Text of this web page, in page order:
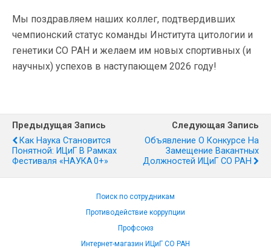
Мы поздравляем наших коллег, подтвердивших
чемпионский статус команды Института цитологии и
генетики СО РАН и желаем им новых спортивных (и
научных) успехов в наступающем 2026 году!
Предыдущая Запись
Как Наука Становится
Понятной: ИЦиГ В Рамках
Фестиваля «НАУКА 0+»
Следующая Запись
Объявление О Конкурсе На
Замещение Вакантных
Должностей ИЦиГ СО РАН
Поиск по сотрудникам
Противодействие коррупции
Профсоюз
Интернет-магазин ИЦиГ СО РАН